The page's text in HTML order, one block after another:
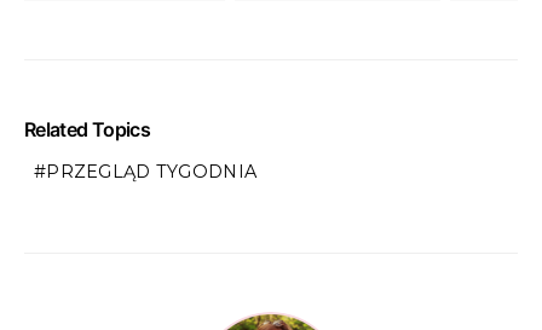
Related Topics
PRZEGLĄD TYGODNIA